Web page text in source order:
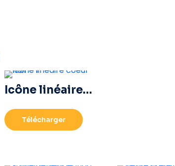
Icône linéaire coeur noir – 1
Télécharger